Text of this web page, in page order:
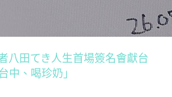
八田てき人生首場簽名會獻台
中、喝珍奶」